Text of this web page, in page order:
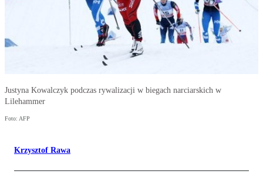
Justyna Kowalczyk podczas rywalizacji w biegach narciarskich w
Lilehammer
Foto: AFP
Krzysztof Rawa